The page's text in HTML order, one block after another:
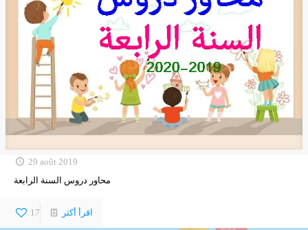
29 août 2019
محاور دروس السنة الرابعة
17 اقرأ أكثر